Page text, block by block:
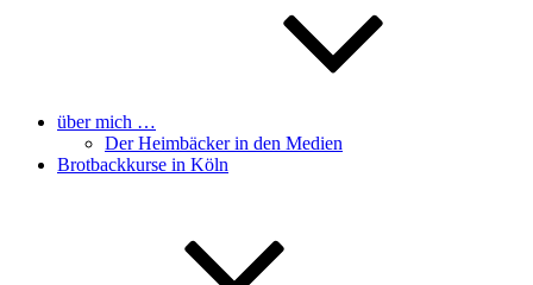
über mich …
Der Heimbäcker in den Medien
Brotbackkurse in Köln